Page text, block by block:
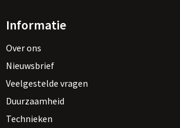
Informatie
Over ons
Nieuwsbrief
Veelgestelde vragen
Duurzaamheid
Technieken